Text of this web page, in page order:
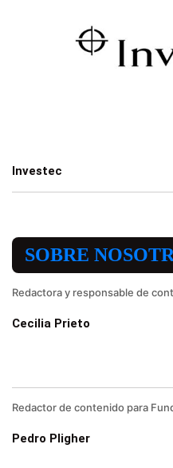
Investec
SOBRE
Redactora y responsable de
Cecilia Prieto
Redactor de contenido para
Pedro Pligher